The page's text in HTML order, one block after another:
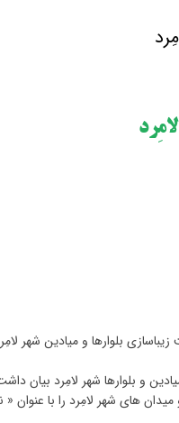
بلوارها و میادین شهر
و بلوارها شهر لامِرد بیان
میدان های شهر لامِرد را با